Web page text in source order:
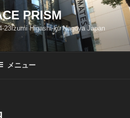
PRISM
23Izumi Higashi-ku Nagoya Japan
メニュー